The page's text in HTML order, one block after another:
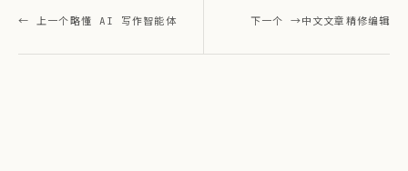
← 上一个 略懂 AI 写作智能体 下一个 →中文文章精修编辑